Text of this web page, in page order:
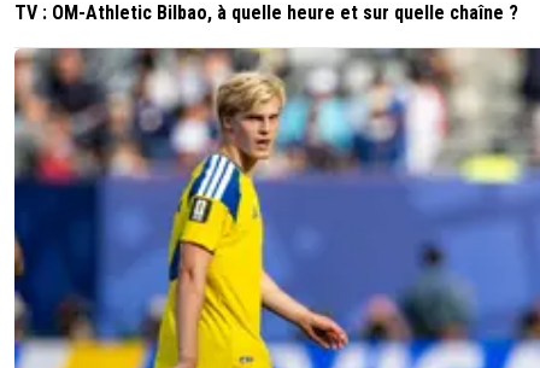
TV : OM-Athletic Bilbao, à quelle heure et sur quelle chaîne ?